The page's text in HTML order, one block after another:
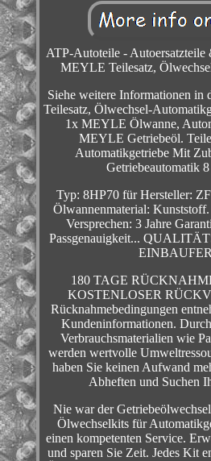
ATP-Autoteile -
MEYLE Teilesatz,
Siehe weitere Informationen in
Teilesatz, Ölwechsel-
1x MEYLE Ölwanne,
MEYLE Getriebeöl.
Automatikgetriebe Mit
Getriebeautomatik
Typ: 8HP70 für Hersteller:
Ölwannenmaterial:
Versprechen: 3 Jahre
Passgenauigkeit...
180 TAGE
KOSTENLOSER
Rücknahmebedingungen
Kundeninformationen.
Verbrauchsmaterialien wie
werden wertvolle
haben Sie keinen Aufwand
Abheften und Suchen
Nie war der
Ölwechselkits für
einen kompetenten Service.
und sparen Sie Zeit. Jedes Kit